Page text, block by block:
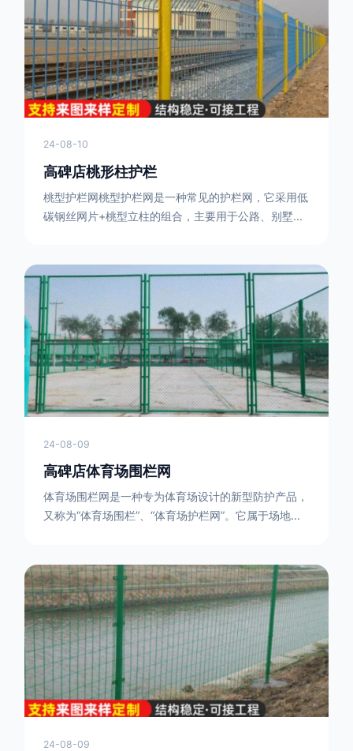
或车辆故障而导致的事故发生，减少交通事故的发生
率。隔离功能：市政道路护栏可以将道路与人行道、绿
化带等隔离开来，避
24-08-10
高碑店桃形柱护栏
桃型护栏网桃型护栏网是一种常见的护栏网，它采用低
碳钢丝网片+桃型立柱的组合，主要用于公路、别墅小
型，安装方便。桃型护栏网的安装方法如下：先固定
17631598285根色谱柱，然后将网格钩在此色谱柱
上，然后将第二根色谱柱钩在网格上，然后将其拧紧，
然后类推，一套一套的安装即可。该安装牢固美观，不
会损坏油漆表面 。桃型护栏网使
24-08-09
高碑店体育场围栏网
体育场围栏网是一种专为体育场设计的新型防护产品，
又称为“体育场围栏”、“体育场护栏网”。它属于场地围
整。体育场围栏网的材质有很多种，如钢丝绳网、聚酯
纤维网、玻璃纤维网等。不同材质的体育场围栏网具有
不同的特点和优缺点。例如，钢丝绳网具有强度高、耐
腐蚀、耐磨损等特点；聚酯纤维网则具有柔韧性好、透
气性好等特点。体育场围栏网是一种
24-08-09